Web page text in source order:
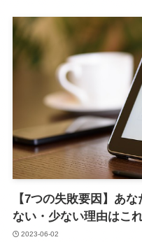
【7つの失敗要因】あ
ない・少ない理由はこ
2023-06-02